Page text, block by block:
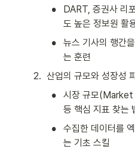
•
DART, 증권사 리
도 높은 정보원 활
•
뉴스 기사의 행간
는 훈련
2. 산업의 규모와 성장성
•
시장 규모(Market
등 핵심 지표 찾는
•
수집한 데이터를
는 기초 스킬